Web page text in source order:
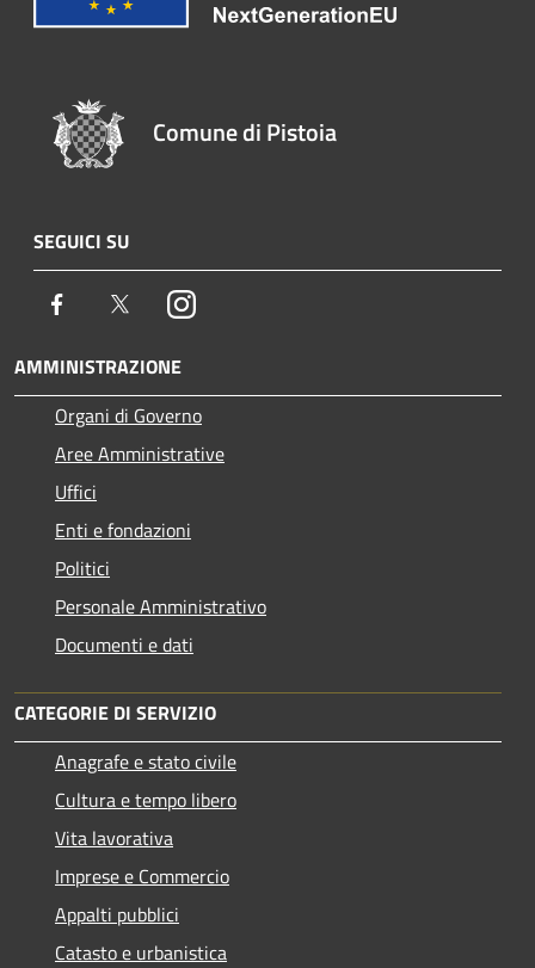
Comune di Pistoia
SEGUICI SU
Facebook TwitterInstagram
AMMINISTRAZIONE
Organi di Governo
Aree Amministrative
Uffici
Enti e fondazioni
Politici
Personale Amministrativo
Documenti e dati
CATEGORIE DI SERVIZIO
Anagrafe e stato civile
Cultura e tempo libero
Vita lavorativa
Imprese e Commercio
Appalti pubblici
Catasto e urbanistica